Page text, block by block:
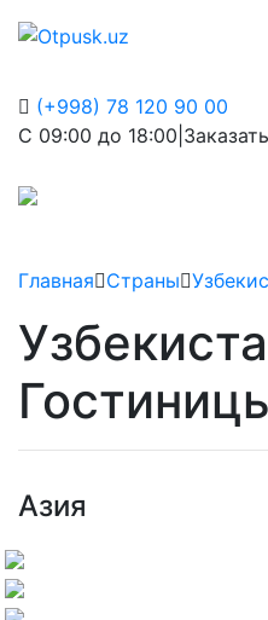
(+998) 78 120 90 00
С 09:00 до 18:00
Главная Страны
Азия